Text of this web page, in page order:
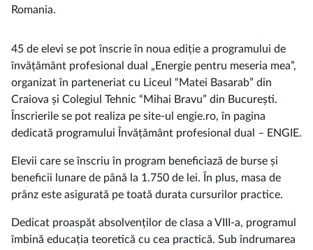
Romania.
45 de elevi se pot înscrie în noua ediție a programului de
învățământ profesional dual „Energie pentru meseria mea”,
organizat în parteneriat cu Liceul “Matei Basarab” din
Craiova și Colegiul Tehnic “Mihai Bravu” din București.
Înscrierile se pot realiza pe site-ul engie.ro, în pagina
dedicată programului Învățământ profesional dual – ENGIE.
Elevii care se înscriu în program beneficiază de burse și
beneficii lunare de până la 1.750 de lei. În plus, masa de
prânz este asigurată pe toată durata cursurilor practice.
Dedicat proaspăt absolvenților de clasa a VIII-a, programul
îmbină educația teoretică cu cea practică. Sub îndrumarea